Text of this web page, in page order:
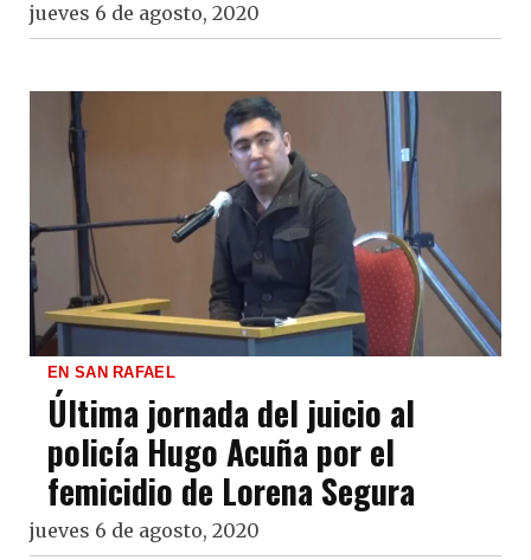
jueves 6 de agosto, 2020
EN SAN RAFAEL
Última jornada del juicio al
policía Hugo Acuña por el
femicidio de Lorena Segura
jueves 6 de agosto, 2020